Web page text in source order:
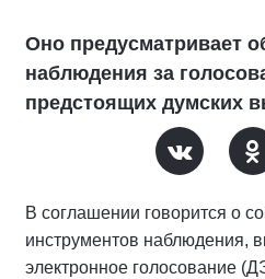
Оно предусматривает
наблюдения за
предстоящих думских
В соглашении говорится о
инструментов наблюдения,
электронное голосование